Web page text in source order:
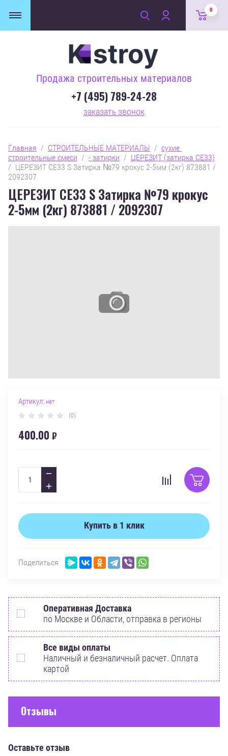
0
Продажа строительных материалов
+7 (495) 789-24-28
заказать звонок
Главная
  /
СТРОИТЕЛЬНЫЕ МАТЕРИАЛЫ
  /
сухие
строительные смеси
  /
- затирки
  /
ЦЕРЕЗИТ (затирка СЕ33)
/  ЦЕРЕЗИТ CE33 S Затирка №79 крокус 2-5мм (2кг) 873881 /
2092307
ЦЕРЕЗИТ CE33 S Затирка №79 крокус
2-5мм (2кг) 873881 / 2092307
Артикул: нет
(0)
400.00 ₽
−
+
Купить в 1 клик
Поделиться
Оперативная Доставка
по Москве и Области, отправка в регионы
Все виды оплаты
Наличный и безналичный расчет. Оплата
картой
Отзывы
Оставьте отзыв